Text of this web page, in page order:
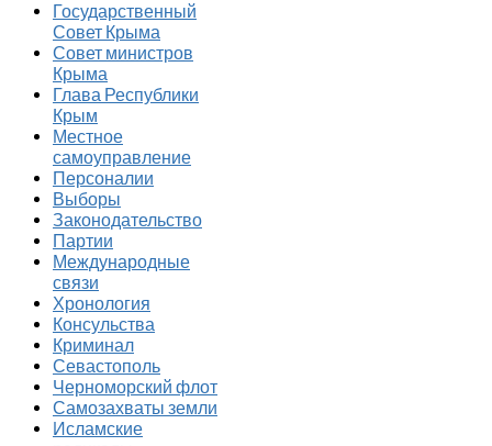
Государственный
Совет Крыма
Совет министров
Крыма
Глава Республики
Крым
Местное
самоуправление
Персоналии
Выборы
Законодательство
Партии
Международные
связи
Хронология
Консульства
Криминал
Севастополь
Черноморский флот
Самозахваты земли
Исламские